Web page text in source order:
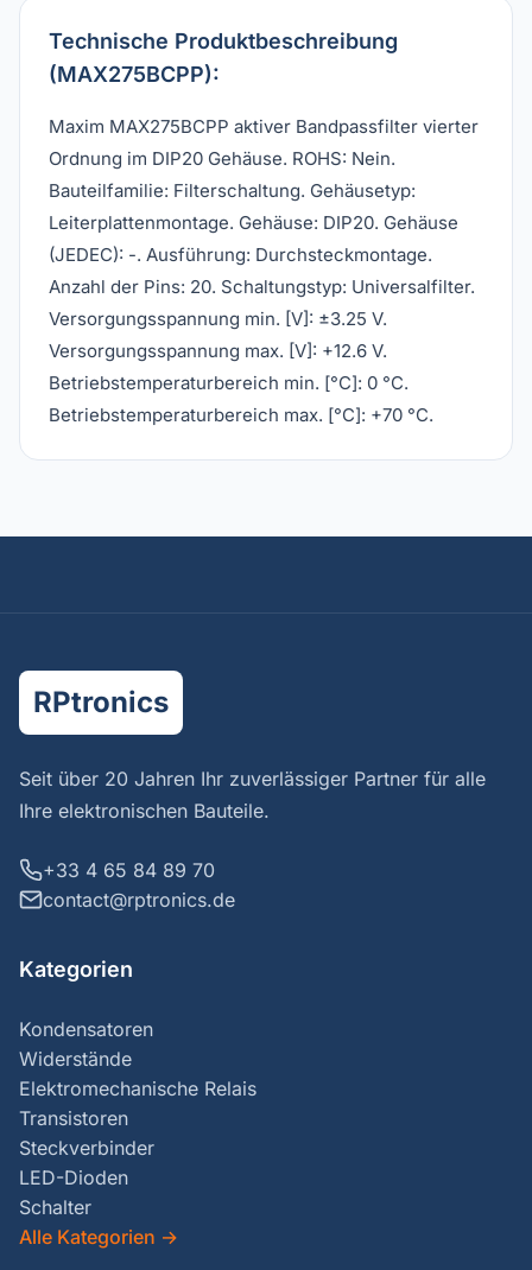
Technische Produktbeschreibung
(MAX275BCPP):
Maxim MAX275BCPP aktiver Bandpassfilter vierter
Ordnung im DIP20 Gehäuse. ROHS: Nein.
Bauteilfamilie: Filterschaltung. Gehäusetyp:
Leiterplattenmontage. Gehäuse: DIP20. Gehäuse
(JEDEC): -. Ausführung: Durchsteckmontage.
Anzahl der Pins: 20. Schaltungstyp: Universalfilter.
Versorgungsspannung min. [V]: ±3.25 V.
Versorgungsspannung max. [V]: +12.6 V.
Betriebstemperaturbereich min. [°C]: 0 °C.
Betriebstemperaturbereich max. [°C]: +70 °C.
RPtronics
Seit über 20 Jahren Ihr zuverlässiger Partner für alle
Ihre elektronischen Bauteile.
+33 4 65 84 89 70
contact@rptronics.de
Kategorien
Kondensatoren
Widerstände
Elektromechanische Relais
Transistoren
Steckverbinder
LED-Dioden
Schalter
Alle Kategorien →